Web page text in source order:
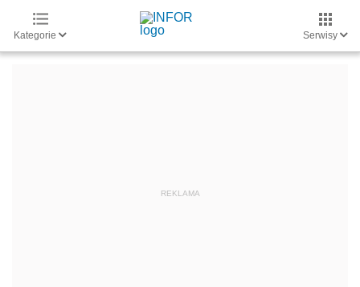
Kategorie Serwisy